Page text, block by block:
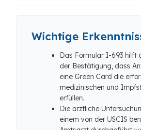
Wichtige
Das Formular I-693 hilft
der Bestätigung, dass
eine Green Card die
medizinischen und
erfüllen.
Die ärztliche
einem von der USCIS